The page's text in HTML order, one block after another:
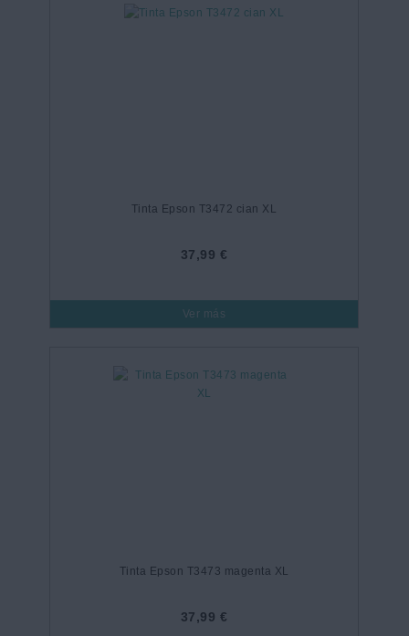
Tinta Epson T3472 cian XL
37,99 €
Ver más
Tinta Epson T3473 magenta XL
37,99 €